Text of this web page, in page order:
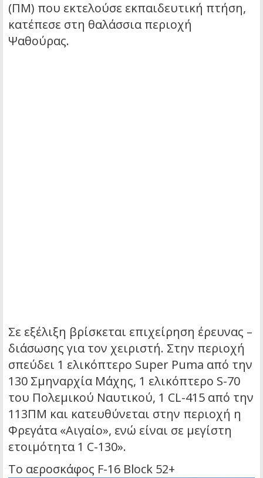
(ΠΜ) που εκτελούσε εκπαιδευτική πτήση,
κατέπεσε στη θαλάσσια περιοχή
Ψαθούρας.
Σε εξέλιξη βρίσκεται επιχείρηση έρευνας –
διάσωσης για τον χειριστή. Στην περιοχή
σπεύδει 1 ελικόπτερο Super Puma από την
130 Σμηναρχία Μάχης, 1 ελικόπτερο S-70
του Πολεμικού Ναυτικού, 1 CL-415 από την
113ΠΜ και κατευθύνεται στην περιοχή η
Φρεγάτα «Αιγαίο», ενώ είναι σε μεγίστη
ετοιμότητα 1 C-130».
Το αεροσκάφος F-16 Block 52+